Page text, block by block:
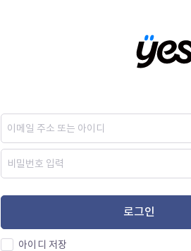
로그인
아이디 저장